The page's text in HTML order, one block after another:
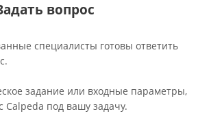
вопрос
специалисты готовы ответить
задание или входные параметры,
под вашу задачу.